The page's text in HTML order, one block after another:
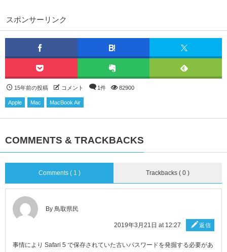
スポンサーリンク
15年前の投稿 コメント 1件 82900
Apple Mac MacBook Air
COMMENTS & TRACKBACKS
Comments ( 1 ) Trackbacks ( 0 )
By 鳥取県民
2019年3月21日 at 12:27 返信
事情により Safari 5 で保存されていた古いパスワードを発掘する必要があ